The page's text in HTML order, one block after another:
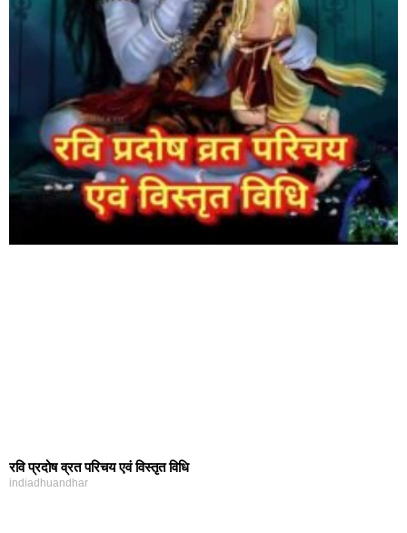
रवि प्रदोष व्रत परिचय एवं विस्तृत विधि
indiadhuandhar